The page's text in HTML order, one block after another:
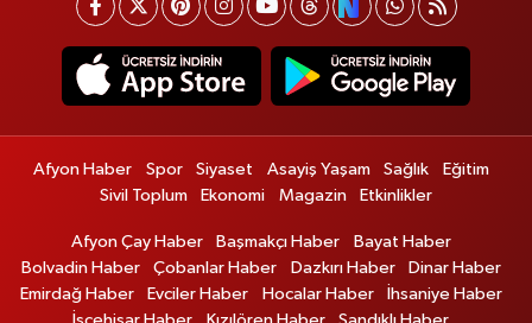
Afyon Haber Spor Siyaset Asayiş Yaşam Sağlık
Eğitim
Sivil Toplum
Ekonomi Magazin Etkinlikler
Afyon Çay Haber Başmakçı Haber
Bayat Haber
Bolvadin Haber
Çobanlar Haber Dazkırı Haber
Dinar Haber
Emirdağ Haber
Evciler Haber Hocalar Haber
İhsaniye Haber